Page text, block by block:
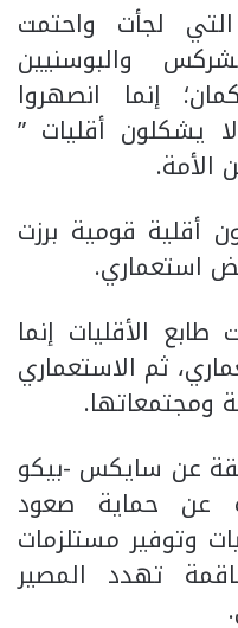
التي لجأت واحتمت
والبوسنيين
إنما انصهروا
يشكلون أقليات ”
الأمة.
أقلية قومية برزت
استعماري.
الأقليات إنما
ثم الاستعماري
ومجتمعاتها.
عن سايكس -بيكو
عن حماية صعود
وتوفير مستلزمات
تهدد المصير